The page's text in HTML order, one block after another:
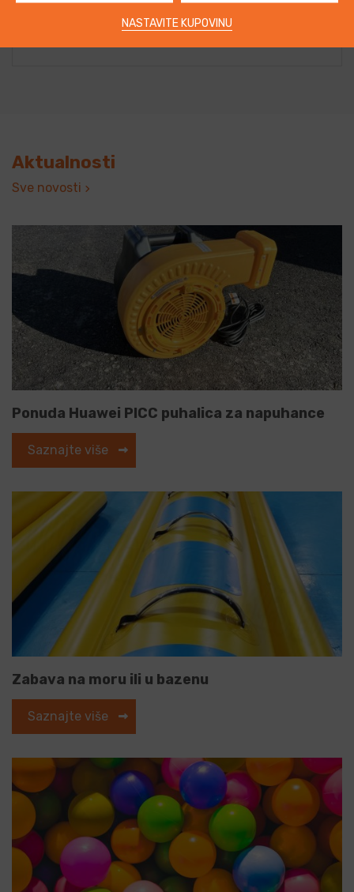
Aktualnosti
Sve novosti
Ponuda Huawei PICC puhalica za napuhance
Saznajte više
Zabava na moru ili u bazenu
Saznajte više
NASTAVITE KUPOVINU